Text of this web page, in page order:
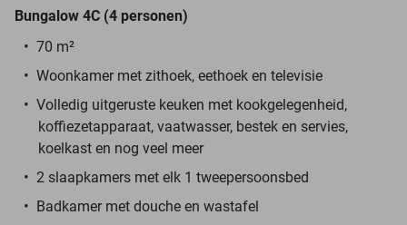
Bungalow 4C (4 personen)
70 m²
Woonkamer met zithoek, eethoek en televisie
Volledig uitgeruste keuken met kookgelegenheid,
koffiezetapparaat, vaatwasser, bestek en servies,
koelkast en nog veel meer
2 slaapkamers met elk 1 tweepersoonsbed
Badkamer met douche en wastafel